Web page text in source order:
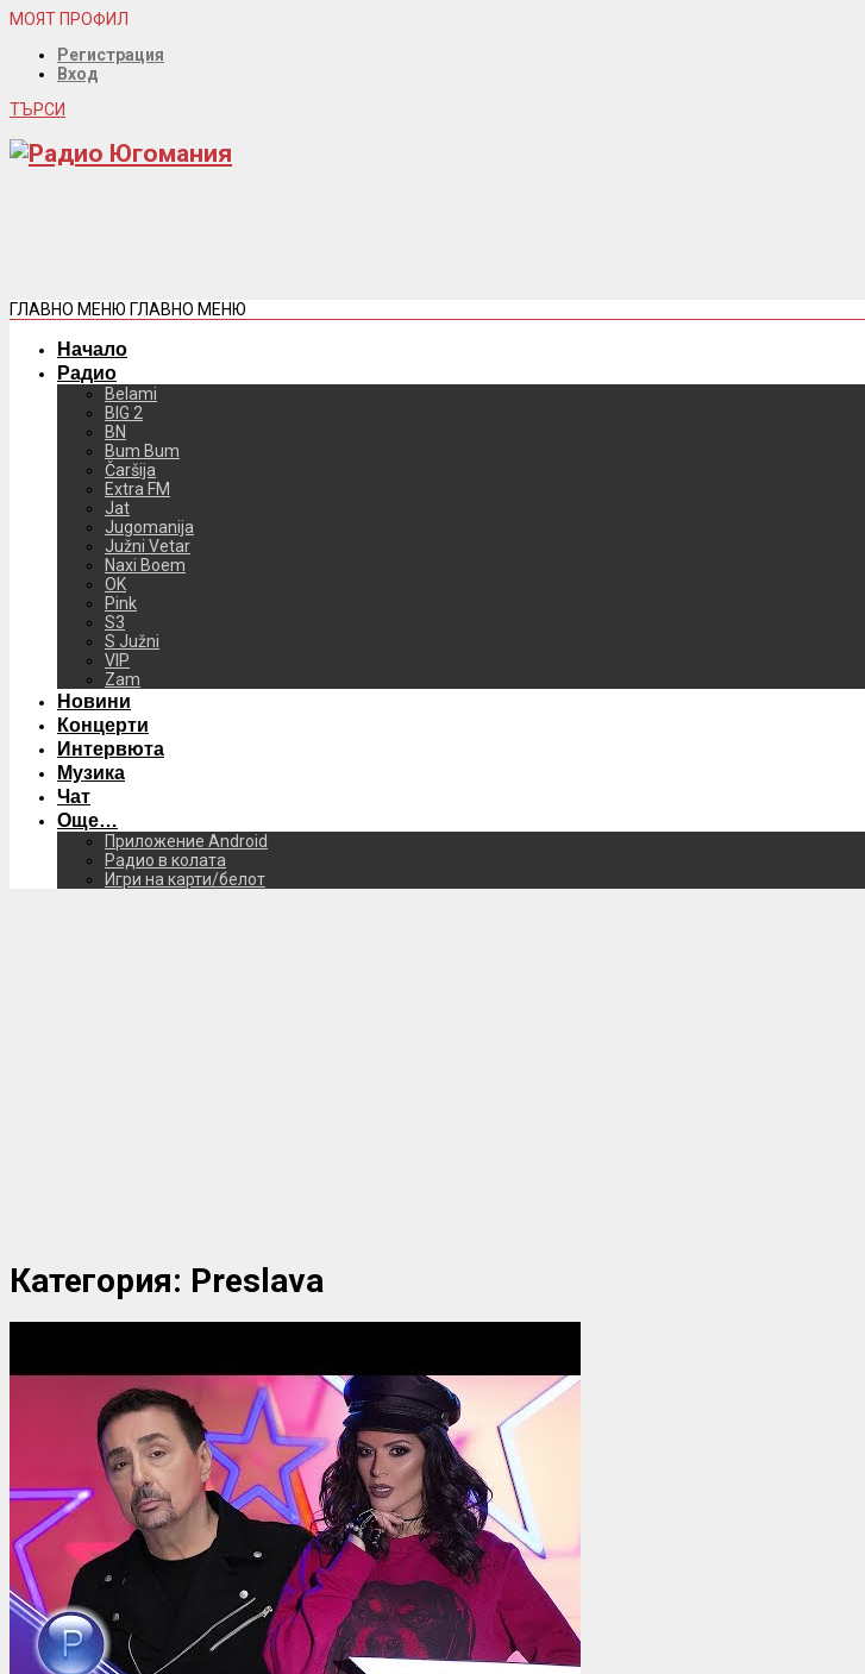
МОЯТ ПРОФИЛ
Регистрация
Вход
ТЪРСИ
ГЛАВНО МЕНЮ ГЛАВНО МЕНЮ
Начало
Радио
Belami
BIG 2
BN
Bum Bum
Čaršija
Extra FM
Jat
Jugomanija
Južni Vetar
Naxi Boem
OK
Pink
S3
S Južni
VIP
Zam
Новини
Концерти
Интервюта
Музика
Чат
Още…
Приложение Android
Радио в колата
Игри на карти/белот
Категория: Preslava